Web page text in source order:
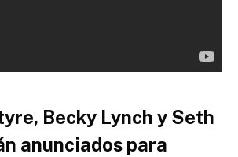
Becky Lynch y Seth
anunciados para